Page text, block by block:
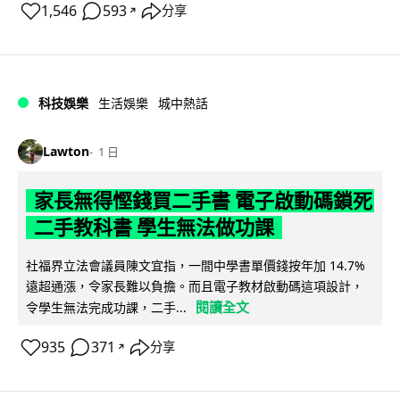
1,546 593 ↗ 分享
科技娛樂 生活娛樂 城中熱話
Lawton 1 日
家長無得慳錢買二手書 電子啟動碼鎖死
二手教科書 學生無法做功課
社福界立法會議員陳文宜指，一間中學書單價錢按年加 14.7%
遠超通漲，令家長難以負擔。而且電子教材啟動碼這項設計，
令學生無法完成功課，二手...
閱讀全文
935 371 ↗ 分享